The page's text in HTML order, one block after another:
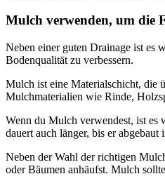
Mulch verwenden, um die
Neben einer guten Drainage ist es
Bodenqualität zu verbessern.
Mulch ist eine Materialschicht, die
Mulchmaterialien wie Rinde,
Wenn du Mulch verwendest, ist es
dauert auch länger, bis er
Neben der Wahl der richtigen
oder Bäumen anhäufst. Mulch